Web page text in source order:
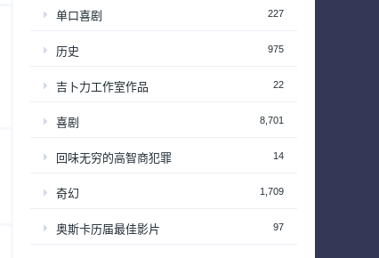
单口喜剧 227
历史 975
吉卜力工作室作品 22
喜剧 8,701
回味无穷的高智商犯罪 14
奇幻 1,709
奥斯卡历届最佳影片 97